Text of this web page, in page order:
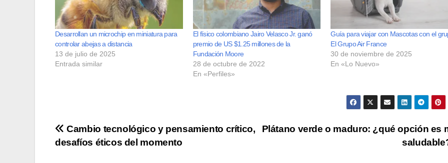
Desarrollan un microchip en miniatura para
controlar abejas a distancia
13 de julio de 2025
Entrada similar
El físico colombiano Jairo Velasco Jr. ganó
premio de US $1.25 millones de la
Fundación Moore
28 de octubre de 2022
En «Perfiles»
Guía para viajar con Mascotas con el
El Grupo Air France
30 de noviembre de 2025
En «Lo Nuevo»
Navegación
Plátano verde o maduro: ¿qué opción es
Cambio tecnológico y pensamiento crítico,
desafíos éticos del momento